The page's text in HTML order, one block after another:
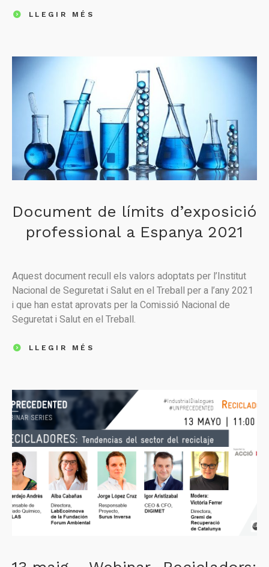
LLEGIR MÉS
Document de límits d’exposició
professional a Espanya 2021
Aquest document recull els valors adoptats per l’Institut
Nacional de Seguretat i Salut en el Treball per a l’any 2021
i que han estat aprovats per la Comissió Nacional de
Seguretat i Salut en el Treball.
LLEGIR MÉS